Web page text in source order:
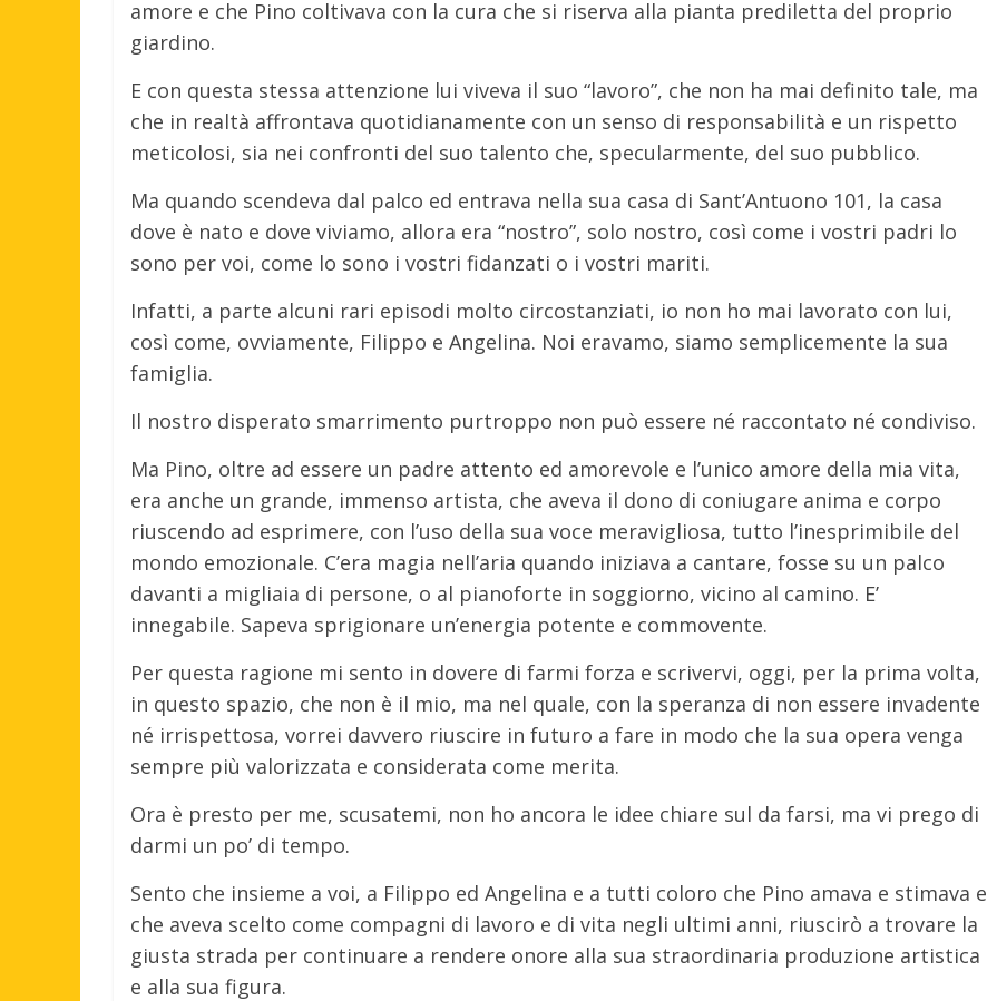
amore e che Pino coltivava con la cura che si riserva alla pianta prediletta del proprio
giardino.
E con questa stessa attenzione lui viveva il suo “lavoro”, che non ha mai definito tale, ma
che in realtà affrontava quotidianamente con un senso di responsabilità e un rispetto
meticolosi, sia nei confronti del suo talento che, specularmente, del suo pubblico.
Ma quando scendeva dal palco ed entrava nella sua casa di Sant’Antuono 101, la casa
dove è nato e dove viviamo, allora era “nostro”, solo nostro, così come i vostri padri lo
sono per voi, come lo sono i vostri fidanzati o i vostri mariti.
Infatti, a parte alcuni rari episodi molto circostanziati, io non ho mai lavorato con lui,
così come, ovviamente, Filippo e Angelina. Noi eravamo, siamo semplicemente la sua
famiglia.
Il nostro disperato smarrimento purtroppo non può essere né raccontato né condiviso.
Ma Pino, oltre ad essere un padre attento ed amorevole e l’unico amore della mia vita,
era anche un grande, immenso artista, che aveva il dono di coniugare anima e corpo
riuscendo ad esprimere, con l’uso della sua voce meravigliosa, tutto l’inesprimibile del
mondo emozionale. C’era magia nell’aria quando iniziava a cantare, fosse su un palco
davanti a migliaia di persone, o al pianoforte in soggiorno, vicino al camino. E’
innegabile. Sapeva sprigionare un’energia potente e commovente.
Per questa ragione mi sento in dovere di farmi forza e scrivervi, oggi, per la prima volta,
in questo spazio, che non è il mio, ma nel quale, con la speranza di non essere invadente
né irrispettosa, vorrei davvero riuscire in futuro a fare in modo che la sua opera venga
sempre più valorizzata e considerata come merita.
Ora è presto per me, scusatemi, non ho ancora le idee chiare sul da farsi, ma vi prego di
darmi un po’ di tempo.
Sento che insieme a voi, a Filippo ed Angelina e a tutti coloro che Pino amava e stimava e
che aveva scelto come compagni di lavoro e di vita negli ultimi anni, riuscirò a trovare la
giusta strada per continuare a rendere onore alla sua straordinaria produzione artistica
e alla sua figura.